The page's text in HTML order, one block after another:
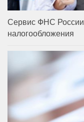
Сервис ФНС
налогообложения